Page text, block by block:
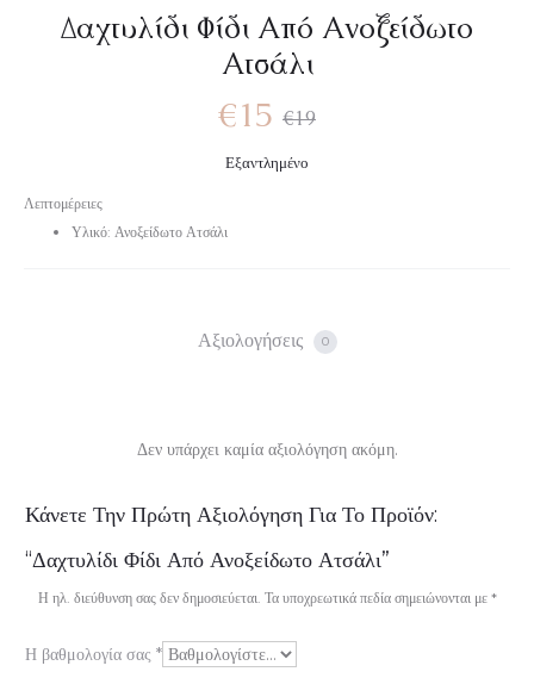
Δαχτυλίδι Φίδι Από Ανοξείδωτο
Ατσάλι
Λεπτομέρειες
Υλικό: Ανοξείδωτο Ατσάλι
€19
Original
price
was:
€15
Η
τιμή
Εξαντλημένο
Αξιολογήσεις 0
Α
ξ
ο
Δεν υπάρχει καμία αξιολόγηση ακόμη.
Κάνετε Την Πρώτη Αξιολόγηση Για Το Προϊόν:
“Δαχτυλίδι Φίδι Από Ανοξείδωτο Ατσάλι”
Η ηλ. διεύθυνση σας δεν δημοσιεύεται. Τα υποχρεωτικά πεδία σημειώνονται με *
Η βαθμολογία σας *